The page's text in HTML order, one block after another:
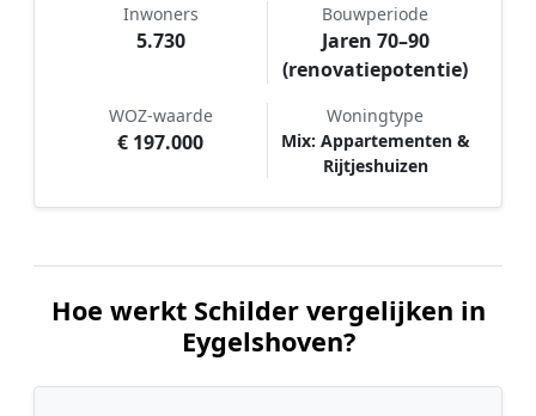
Inwoners
5.730
Bouwperiode
Jaren 70–90
(renovatiepotentie)
WOZ-waarde
€ 197.000
Woningtype
Mix: Appartementen &
Rijtjeshuizen
Hoe werkt Schilder vergelijken in
Eygelshoven?